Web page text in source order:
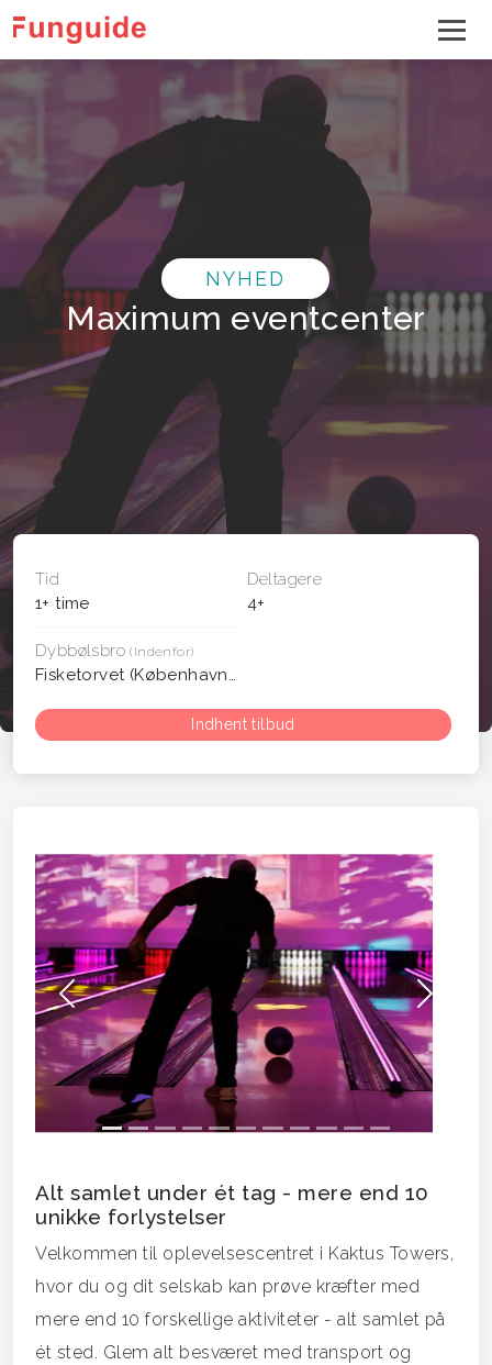
NYHED
Maximum eventcenter
Tid
1+ time
Deltagere
4+
Dybbølsbro(Indenfor)
Fisketorvet (København)
Indhent tilbud
Forrige
Alt samlet under ét tag - mere end 10
unikke forlystelser
Velkommen til oplevelsescentret i Kaktus Towers,
hvor du og dit selskab kan prøve kræfter med
mere end 10 forskellige aktiviteter - alt samlet på
ét sted. Glem alt besværet med transport og